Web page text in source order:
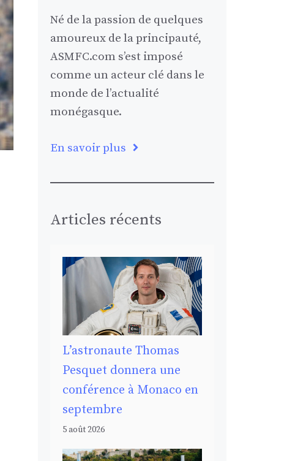
Né de la passion de quelques
amoureux de la principauté,
ASMFC.com s’est imposé
comme un acteur clé dans le
monde de l’actualité
monégasque.
En savoir plus
Articles récents
L’astronaute Thomas
Pesquet donnera une
conférence à Monaco en
septembre
5 août 2026